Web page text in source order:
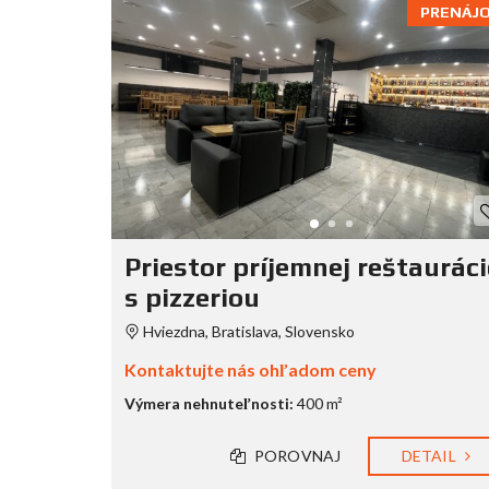
Priestor príjemnej
s pizzeriou
Hviezdna, Bratislava, Slovensko
Kontaktujte nás ohľadom ceny
Výmera nehnuteľnosti: 400 m²
POROVNAJ DETAIL